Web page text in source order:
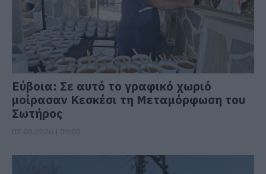
Εύβοια: Σε αυτό το γραφικό χωριό
μοίρασαν Κεσκέσι τη Μεταμόρφωση του
Σωτήρος